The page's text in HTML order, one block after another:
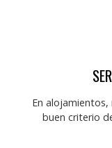
En
buen criterio